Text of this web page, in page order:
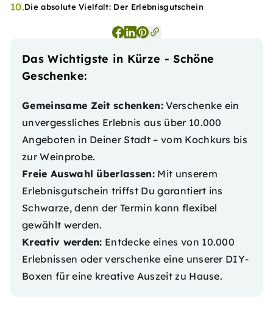
10.Die absolute Vielfalt: Der Erlebnisgutschein
Das Wichtigste in Kürze - Schöne
Geschenke:
Gemeinsame Zeit schenken: Verschenke ein
unvergessliches Erlebnis aus über 10.000
Angeboten in Deiner Stadt – vom Kochkurs bis
zur Weinprobe.
Freie Auswahl überlassen: Mit unserem
Erlebnisgutschein triffst Du garantiert ins
Schwarze, denn der Termin kann flexibel
gewählt werden.
Kreativ werden: Entdecke eines von 10.000
Erlebnissen oder verschenke eine unserer DIY-
Boxen für eine kreative Auszeit zu Hause.